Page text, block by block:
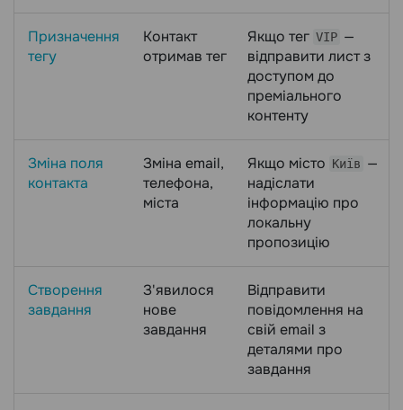
Призначення
тегу
Контакт
отримав тег
Якщо тег VIP —
відправити лист з
доступом до
преміального
контенту
Зміна поля
контакта
Зміна email,
телефона,
міста
Якщо місто Київ —
надіслати
інформацію про
локальну
пропозицію
Створення
завдання
З'явилося
нове
завдання
Відправити
повідомлення на
свій email з
деталями про
завдання